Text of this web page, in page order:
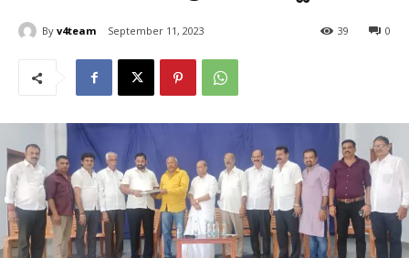
By v4team September 11, 2023 0
39